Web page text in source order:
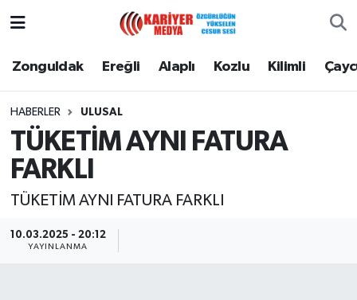
Zonguldak Ereğli Alaplı Kozlu Kilimli
HABERLER ULUSAL
TÜKETİM AYNI FATURA
FARKLI
TÜKETİM AYNI FATURA FARKLI
10.03.2025 - 20:12
YAYINLANMA
Zonguldak
Alaplı
Kozlu
Zonguldak Nöbetçi Eczaneler
Zonguldak Namaz Vakitleri
Zonguldak Trafik Yoğunluk Haritası